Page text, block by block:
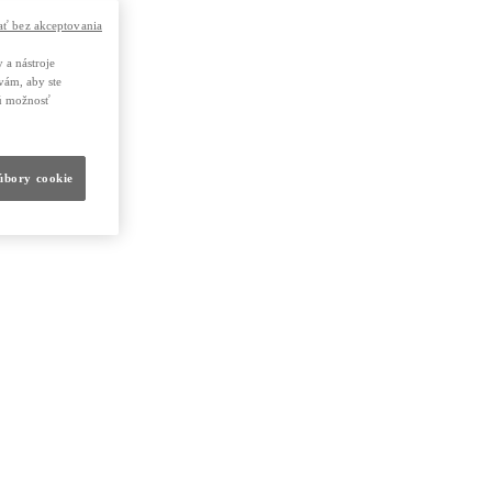
a nástroje
aby ste
možnosť
cookie
bez akceptovania